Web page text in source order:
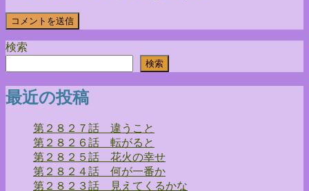
検索
検索
最近の投稿
第２８２７話 違うこと
第２８２６話 転がると
第２８２５話 花火の幸せ
第２８２４話 何が一番か
第２８２３話 見えてくるかな